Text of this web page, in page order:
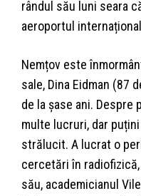
rândul său luni seara
aeroportul
Nemțov este
sale, Dina Eidman (87
de la șase ani.
multe lucruri, dar
strălucit. A lucrat o
cercetări în
său, academicianul